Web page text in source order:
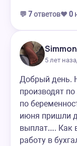
💬 7ответов❤️ 0
5 лет
Добрый день.
производят
по
июня пришли
выплат…. Как
работу в